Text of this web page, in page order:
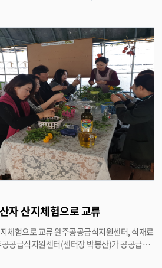
자 산지체험으로 교류
공급식지원센터, 식재료